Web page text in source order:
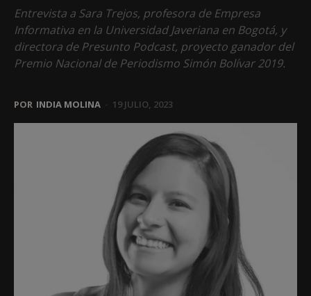
Entrevista a Sara Trejos, profesora de Empresa
Informativa en la Universidad Javeriana en Bogotá, y
directora de Presunto Podcast, proyecto ganador del
Premio Nacional de Periodismo Simón Bolívar ​2019.
POR INDIA MOLINA 19 JULIO, 2023